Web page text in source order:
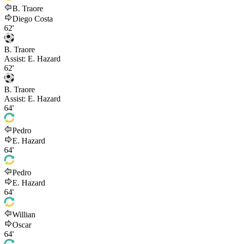
B. Traore
Diego Costa
62'
B. Traore
Assist: E. Hazard
62'
B. Traore
Assist: E. Hazard
64'
Pedro
E. Hazard
64'
Pedro
E. Hazard
64'
Willian
Oscar
64'